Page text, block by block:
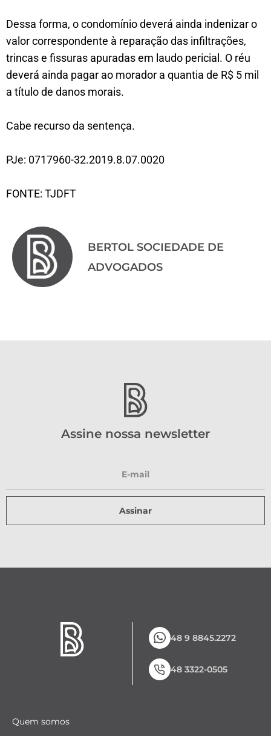
Dessa forma, o condomínio deverá ainda indenizar o
valor correspondente à reparação das infiltrações,
trincas e fissuras apuradas em laudo pericial. O réu
deverá ainda pagar ao morador a quantia de R$ 5 mil
a título de danos morais.
Cabe recurso da sentença.
PJe: 0717960-32.2019.8.07.0020
FONTE: TJDFT
BERTOL SOCIEDADE DE
ADVOGADOS
Assine nossa newsletter
Assinar
48 9 8845.2272
48 3322-0505
Quem somos